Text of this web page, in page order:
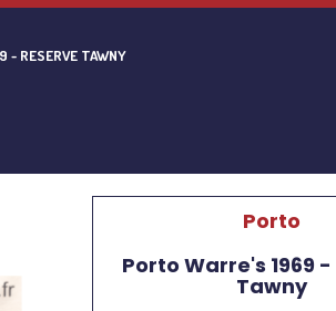
- RESERVE TAWNY
Porto
Porto Warre's 1969
Tawny